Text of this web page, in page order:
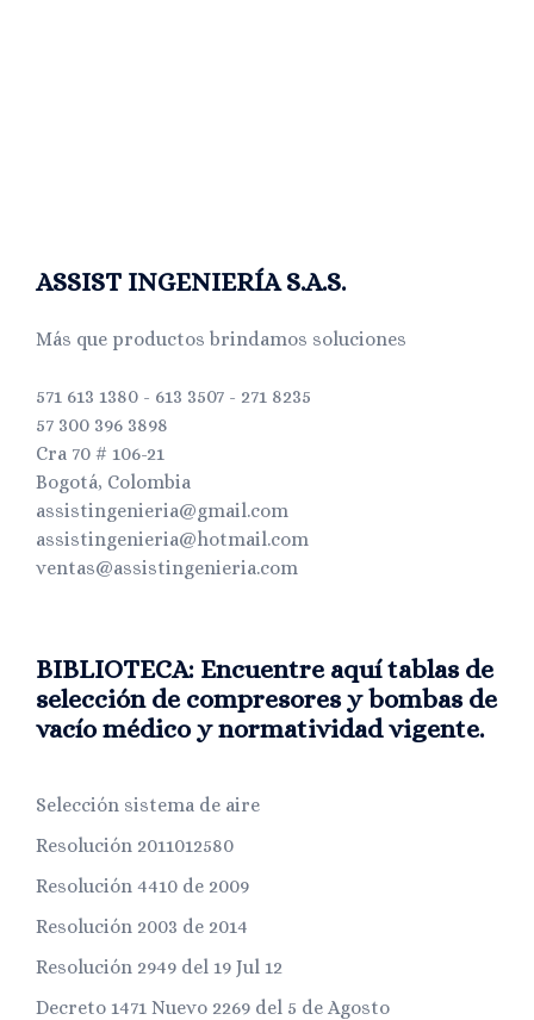
ASSIST INGENIERÍA S.A.S.
Más que productos brindamos soluciones
571 613 1380 - 613 3507 - 271 8235
57 300 396 3898
Cra 70 # 106-21
Bogotá, Colombia
assistingenieria@gmail.com
assistingenieria@hotmail.com
ventas@assistingenieria.com
BIBLIOTECA: Encuentre aquí tablas de
selección de compresores y bombas de
vacío médico y normatividad vigente.
Selección sistema de aire
Resolución 2011012580
Resolución 4410 de 2009
Resolución 2003 de 2014
Resolución 2949 del 19 Jul 12
Decreto 1471 Nuevo 2269 del 5 de Agosto